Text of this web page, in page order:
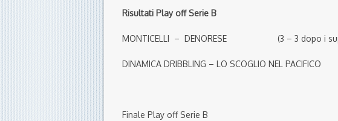
Risultati Play off Serie B
MONTICELLI – DENORESE (3 – 3 dopo i
DINAMICA DRIBBLING – LO SCOGLIO NEL
Finale Play off Serie B